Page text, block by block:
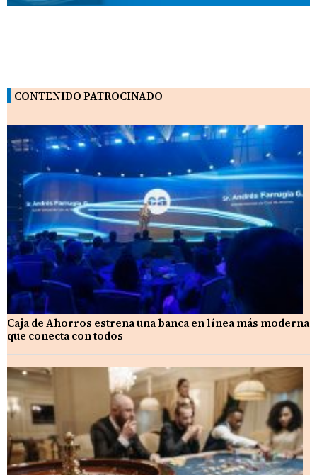
CONTENIDO PATROCINADO
Caja de Ahorros estrena una banca en línea más moderna
que conecta con todos